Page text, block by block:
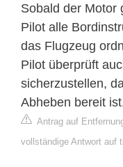
Sobald der Motor
Pilot alle
das Flugzeug
Pilot überprüft
sicherzustellen,
Abheben bereit
Antrag auf
vollständige Antwort auf